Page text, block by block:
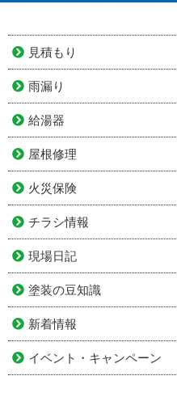
見積もり
雨漏り
給湯器
屋根修理
火災保険
チラシ情報
現場日記
塗装の豆知識
新着情報
イベント・キャンペーン